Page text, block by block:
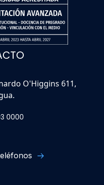
O'Higgins 611,
0000